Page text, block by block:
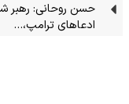
حسن روحانی: رهبر
ادعاهای ترامپ،…